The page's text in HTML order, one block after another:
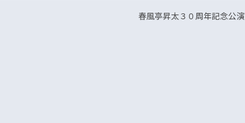
春風亭昇太３０周年記念公演